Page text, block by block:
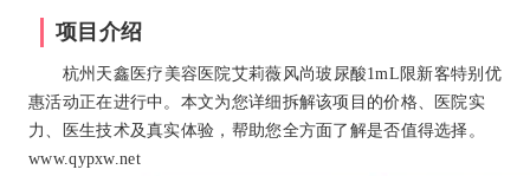
项目介绍
杭州天鑫医疗美容医院艾莉薇风尚玻尿酸1mL限新客特别优
惠活动正在进行中。本文为您详细拆解该项目的价格、医院实
力、医生技术及真实体验，帮助您全方面了解是否值得选择。
www.qypxw.net